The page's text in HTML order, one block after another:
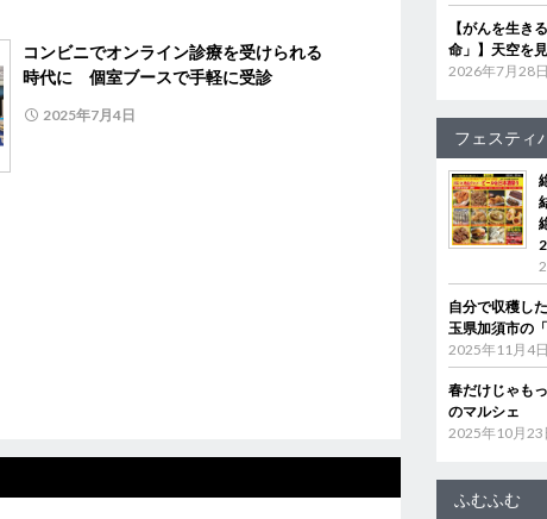
コンビニでオンライン診療を受けられる
時代に 個室ブースで手軽に受診
2025年7月4日
【がんを生き
命」】天空を
2026年7月28日
フェスティ
自分で収穫し
玉県加須市の
2025年11月4日
春だけじゃも
のマルシェ
2025年10月23
ふむふむ